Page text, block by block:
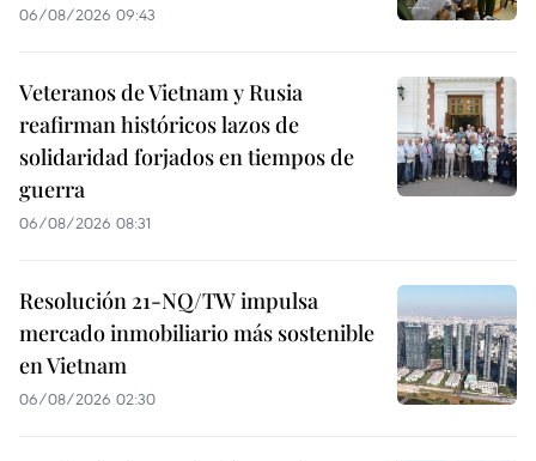
06/08/2026 09:43
Veteranos de Vietnam y Rusia
reafirman históricos lazos de
solidaridad forjados en tiempos de
guerra
06/08/2026 08:31
Resolución 21-NQ/TW impulsa
mercado inmobiliario más sostenible
en Vietnam
06/08/2026 02:30